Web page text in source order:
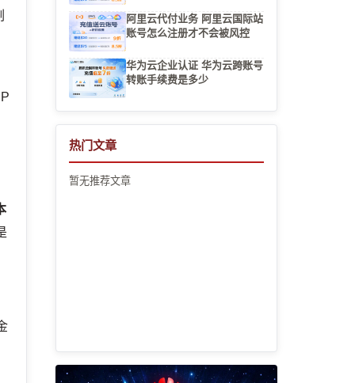
阿里云代付业务 阿里云国际站
账号怎么注册才不会被风控
华为云企业认证 华为云跨账号
转账手续费是多少
热门文章
暂无推荐文章